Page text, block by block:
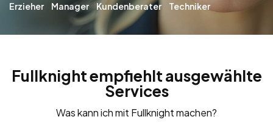
Erzieher Manager Kundenberater Techniker
Fullknight empfiehlt ausgewählte
Services
Was kann ich mit Fullknight machen?